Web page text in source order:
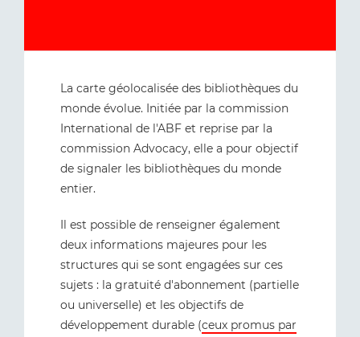
La carte géolocalisée des bibliothèques du
monde évolue. Initiée par la commission
International de l'ABF et reprise par la
commission Advocacy, elle a pour objectif
de signaler les bibliothèques du monde
entier.
Il est possible de renseigner également
deux informations majeures pour les
structures qui se sont engagées sur ces
sujets : la gratuité d'abonnement (partielle
ou universelle) et les objectifs de
développement durable (ceux promus par